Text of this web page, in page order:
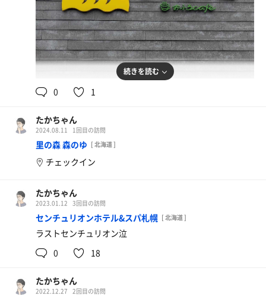
続きを読む
0 1
たかちゃん
2024.08.11 1回目の訪問
里の森 森のゆ [ 北海道 ]
チェックイン
たかちゃん
2023.01.12 3回目の訪問
センチュリオンホテル&スパ札幌 [ 北海道 ]
ラストセンチュリオン泣
0
18
たかちゃん
2022.12.27 2回目の訪問